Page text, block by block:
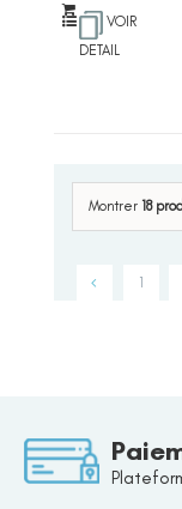
VOIR
DETAIL
Montrer 18
1